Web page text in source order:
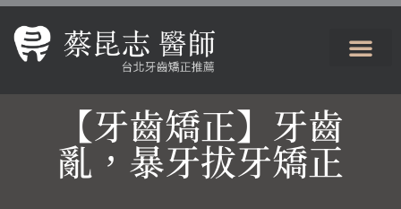
【牙齒矯正】牙齒
亂，暴牙拔牙矯正